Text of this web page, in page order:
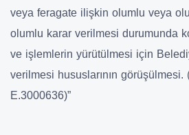
veya feragate ilişkin olumlu veya
olumlu karar verilmesi durumunda
ve işlemlerin yürütülmesi için
verilmesi hususlarının
E.3000636)”